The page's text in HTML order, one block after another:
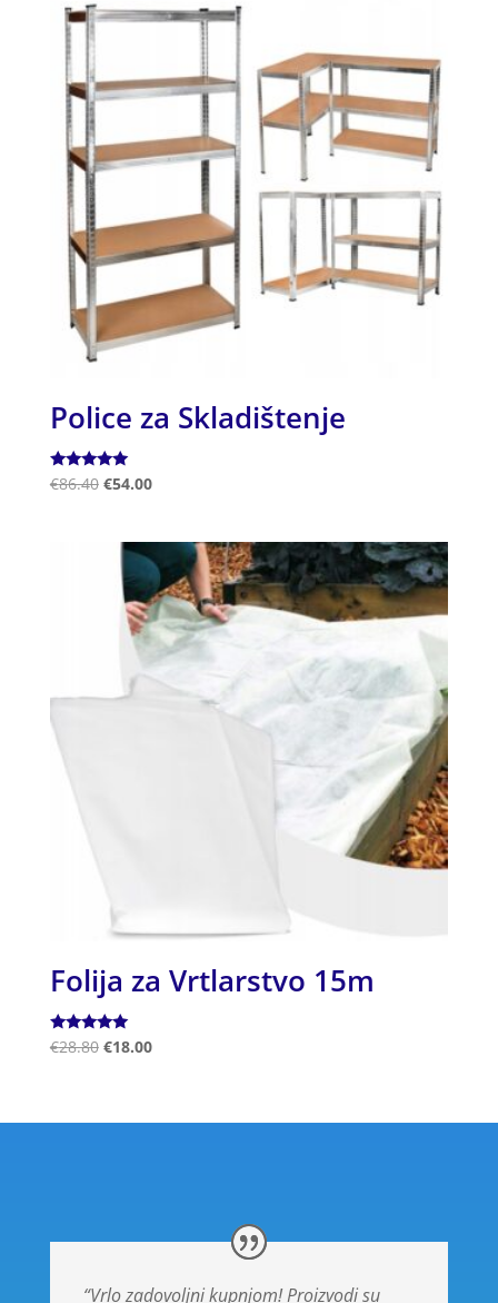
Police za Skladištenje
Ocjenjeno
€86.40 €54.00
Folija za Vrtlarstvo 15m
Ocjenjeno
5.00
€28.80 €18.00
“Vrlo zadovoljni kupnjom! Proizvodi su